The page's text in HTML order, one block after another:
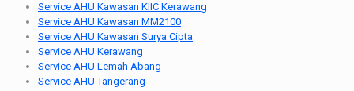
Service AHU Kawasan KIIC Kerawang
Service AHU Kawasan MM2100
Service AHU Kawasan Surya Cipta
Service AHU Kerawang
Service AHU Lemah Abang
Service AHU Tangerang